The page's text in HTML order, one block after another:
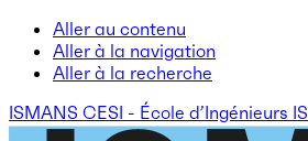
Aller au contenu
Aller à la navigation
Aller à la recherche
ISMANS CESI - École d’Ingénieurs